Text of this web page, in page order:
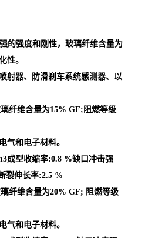
的强度和刚性，玻璃纤维含量为
性。
射器、防滑刹车系统感测器、以
纤维含量为15% GF;阻燃等级
气和电子材料。
成型收缩率:0.8 %缺口冲击强
裂伸长率:2.5 %
纤维含量为20% GF; 阻燃等级
气和电子材料。